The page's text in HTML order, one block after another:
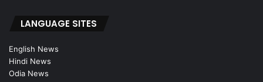
LANGUAGE SITES
English News
Hindi News
Odia News